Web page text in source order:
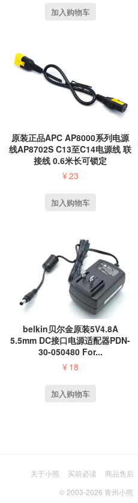
加入购物车
原装正品APC AP8000系列电源
线AP8702S C13至C14电源线 联
接线 0.6米长可锁定
¥23
加入购物车
belkin贝尔金原装5V4.8A
5.5mm DC接口电源适配器PDN-
30-050480 For...
¥ 18
加入购物车
关于小熊 买前必读 商品售后
© 2003-2026 青州小熊